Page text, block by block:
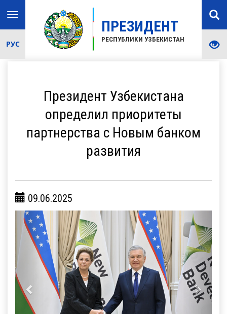
ПРЕЗИДЕНТ
РЕСПУБЛИКИ УЗБЕКИСТАН
Toggle
navigation
РУС
Президент Узбекистана
определил приоритеты
партнерства с Новым банком
развития
09.06.2025